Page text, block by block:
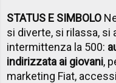
STATUS E SIMBOLO
si diverte, si rilassa, si
intermittenza la 500:
indirizzata ai giovani,
marketing Fiat,